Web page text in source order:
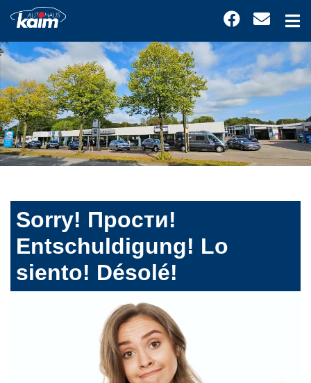
Sorry! Прости!
Entschuldigung! Lo
siento! Désolé!